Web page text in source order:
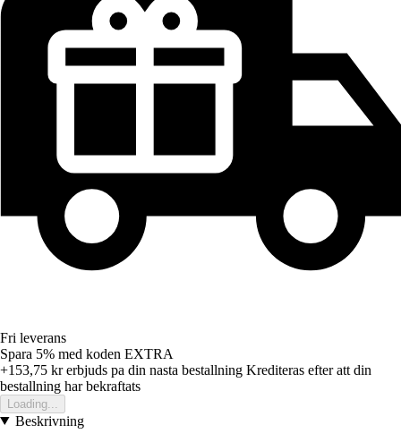
Fri leverans
Spara 5% med koden EXTRA
+153,75 krerbjuds pa din nasta bestallning Krediteras efter att din
bestallning har bekraftats
Loading...
Beskrivning